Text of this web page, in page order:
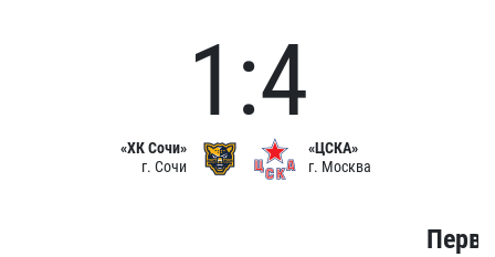
«ХК Сочи»
г. Сочи
1:4
«ЦСКА»
г. Москва